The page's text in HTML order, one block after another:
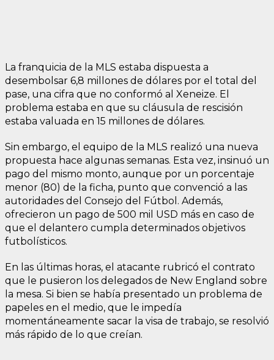
La franquicia de la MLS estaba dispuesta a
desembolsar 6,8 millones de dólares por el total del
pase, una cifra que no conformó al Xeneize. El
problema estaba en que su cláusula de rescisión
estaba valuada en 15 millones de dólares.
Sin embargo, el equipo de la MLS realizó una nueva
propuesta hace algunas semanas. Esta vez, insinuó un
pago del mismo monto, aunque por un porcentaje
menor (80) de la ficha, punto que convenció a las
autoridades del Consejo del Fútbol. Además,
ofrecieron un pago de 500 mil USD más en caso de
que el delantero cumpla determinados objetivos
futbolísticos.
En las últimas horas, el atacante rubricó el contrato
que le pusieron los delegados de New England sobre
la mesa. Si bien se había presentado un problema de
papeles en el medio, que le impedía
momentáneamente sacar la visa de trabajo, se resolvió
más rápido de lo que creían.